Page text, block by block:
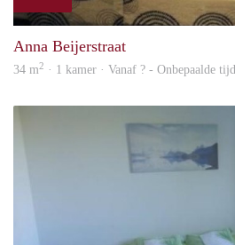
Anna Beijerstraat
34 m2 · 1 kamer · Vanaf ? - Onbepaalde tijd